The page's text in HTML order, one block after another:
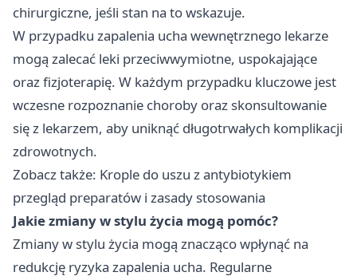
chirurgiczne, jeśli stan na to wskazuje.
W przypadku zapalenia ucha wewnętrznego lekarze
mogą zalecać leki przeciwwymiotne, uspokajające
oraz fizjoterapię. W każdym przypadku kluczowe jest
wczesne rozpoznanie choroby oraz skonsultowanie
się z lekarzem, aby uniknąć długotrwałych komplikacji
zdrowotnych.
Zobacz także: Krople do uszu z antybiotykiem
przegląd preparatów i zasady stosowania
Jakie zmiany w stylu życia mogą pomóc?
Zmiany w stylu życia mogą znacząco wpłynąć na
redukcję ryzyka zapalenia ucha. Regularne